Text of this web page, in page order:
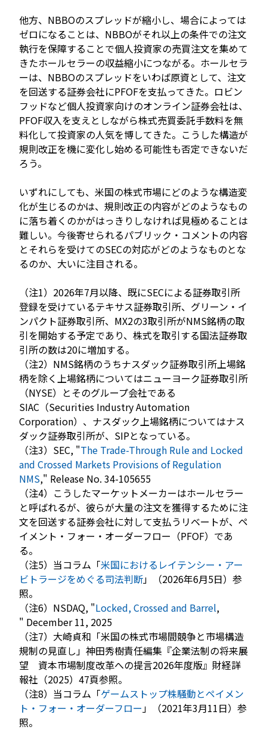
他方、NBBOのスプレッドが縮小し、場合によっては
ゼロになることは、NBBOがそれ以上の条件での注文
執行を保障することで個人投資家の売買注文を集めて
きたホールセラーの収益縮小につながる。ホールセラ
ーは、NBBOのスプレッドをいわば原資として、注文
を回送する証券会社にPFOFを支払ってきた。ロビン
フッドなど個人投資家向けのオンライン証券会社は、
PFOF収入を支えとしながら株式売買委託手数料を無
料化して投資家の人気を博してきた。こうした構造が
規則改正を機に変化し始める可能性も否定できないだ
ろう。
いずれにしても、米国の株式市場にどのような構造変
化が生じるのかは、規則改正の内容がどのようなもの
に落ち着くのかがはっきりしなければ見極めることは
難しい。今後寄せられるパブリック・コメントの内容
とそれらを受けてのSECの対応がどのようなものとな
るのか、大いに注目される。
（注1）2026年7月以降、既にSECによる証券取引所
登録を受けているテキサス証券取引所、グリーン・イ
ンパクト証券取引所、MX2の3取引所がNMS銘柄の取
引を開始する予定であり、株式を取引する国法証券取
引所の数は20に増加する。
（注2）NMS銘柄のうちナスダック証券取引所上場銘
柄を除く上場銘柄についてはニューヨーク証券取引所
（NYSE）とそのグループ会社である
SIAC（Securities Industry Automation
Corporation）、ナスダック上場銘柄についてはナス
ダック証券取引所が、SIPとなっている。
（注3）SEC, "The Trade-Through Rule and Locked
and Crossed Markets Provisions of Regulation
NMS," Release No. 34-105655
（注4）こうしたマーケットメーカーはホールセラー
と呼ばれるが、彼らが大量の注文を獲得するために注
文を回送する証券会社に対して支払うリベートが、ペ
イメント・フォー・オーダーフロー（PFOF）であ
る。
（注5）当コラム「米国におけるレイテンシー・アー
ビトラージをめぐる司法判断」（2026年6月5日）参
照。
（注6）NSDAQ, "Locked, Crossed and Barrel,
" December 11, 2025
（注7）大崎貞和「米国の株式市場間競争と市場構造
規制の見直し」神田秀樹責任編集『企業法制の将来展
望 資本市場制度改革への提言2026年度版』財経詳
報社（2025）47頁参照。
（注8）当コラム「ゲームストップ株騒動とペイメン
ト・フォー・オーダーフロー」（2021年3月11日）参
照。